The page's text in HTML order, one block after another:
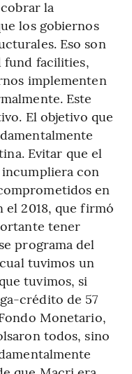
la
los gobiernos
Eso son
fund facilities,
implementen
Este
El objetivo que
Evitar que el
con
en
el 2018, que firmó
tener
programa del
tuvimos un
tuvimos, si
crédito de 57
Monetario,
todos, sino